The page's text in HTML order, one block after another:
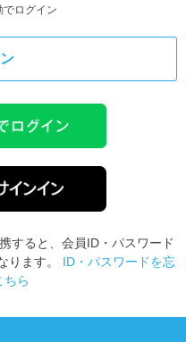
でログイン
すると、会員ID・パスワード
ります。 ID・パスワードを忘
ちら